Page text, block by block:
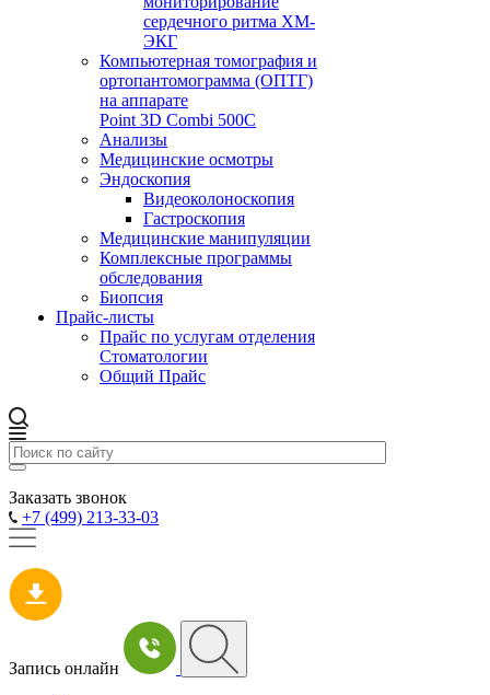
сердечного ритма ХМ-
ЭКГ
Компьютерная томография и
ортопантомограмма (ОПТГ)
на аппарате
Point 3D Combi 500C
Анализы
Медицинские осмотры
Эндоскопия
Видеоколоноскопия
Гастроскопия
Медицинские манипуляции
Комплексные программы
обследования
Биопсия
Прайс-листы
Прайс по услугам отделения
Стоматологии
Общий Прайс
Заказать звонок
+7 (499) 213-33-03
Запись онлайн